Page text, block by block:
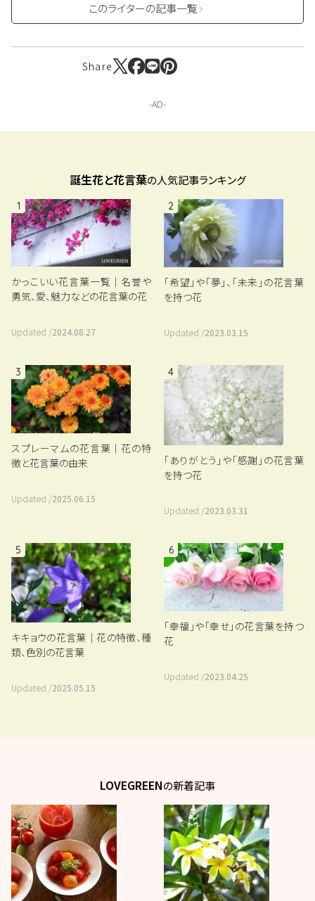
このライターの記事一覧
Share
誕生花と花言葉の人気記事ランキング
1
かっこいい花言葉一覧｜名誉や
勇気、愛、魅力などの花言葉の花
Updated /2024.08.27
2
「希望」や「夢」、「未来」の花言葉
を持つ花
Updated /2023.03.15
3
スプレーマムの花言葉｜花の特
徴と花言葉の由来
Updated /2025.06.15
4
「ありがとう」や「感謝」の花言葉
を持つ花
Updated /2023.03.31
5
キキョウの花言葉｜花の特徴、種
類、色別の花言葉
Updated /2025.05.15
6
「幸福」や「幸せ」の花言葉を持つ
花
Updated /2023.04.25
LOVEGREENの新着記事